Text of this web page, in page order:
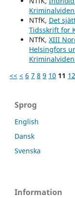
NTfK, Det
Tidsskrift for
NTfK, XIII
Helsingfors
<< < 6 7 8 9 10 11 12
Sprog
English
Dansk
Svenska
Information